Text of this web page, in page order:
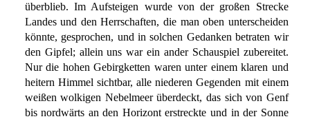
überblieb. Im Aufsteigen wurde von der großen Strecke
Landes und den Herrschaften, die man oben unterscheiden
könnte, gesprochen, und in solchen Gedanken betraten wir
den Gipfel; allein uns war ein ander Schauspiel zubereitet.
Nur die hohen Gebirgketten waren unter einem klaren und
heitern Himmel sichtbar, alle niederen Gegenden mit einem
weißen wolkigen Nebelmeer überdeckt, das sich von Genf
bis nordwärts an den Horizont erstreckte und in der Sonne